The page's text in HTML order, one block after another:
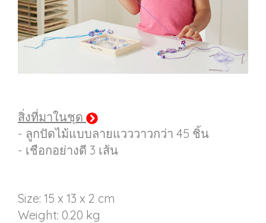
สิ่งที่มาในชุด
- ลูกปัดไม้แบบลายแวววาวกว่า 45 ชิ้น
- เชือกอย่างดี 3 เส้น
Size: 15 x 13 x 2 cm
Weight: 0.20 kg